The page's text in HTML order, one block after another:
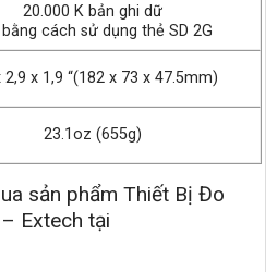
20.000 K bản ghi dữ
bằng cách sử dụng thẻ SD 2G
2,9 x 1,9 “(182 x 73 x 47.5mm)
23.1oz (655g)
sản phẩm Thiết Bị Đo
Extech tại